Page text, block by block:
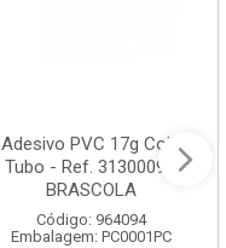
Adesivo PVC 17g Cola
Tubo - Ref. 3130009 -
BRASCOLA
Código: 964094
Embalagem: PC0001PC